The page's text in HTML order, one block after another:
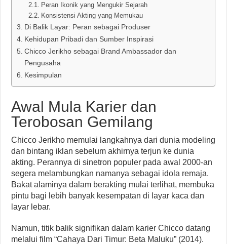
Peran Ikonik yang Mengukir Sejarah
Konsistensi Akting yang Memukau
Di Balik Layar: Peran sebagai Produser
Kehidupan Pribadi dan Sumber Inspirasi
Chicco Jerikho sebagai Brand Ambassador dan
Pengusaha
Kesimpulan
Awal Mula Karier dan
Terobosan Gemilang
Chicco Jerikho memulai langkahnya dari dunia modeling
dan bintang iklan sebelum akhirnya terjun ke dunia
akting. Perannya di sinetron populer pada awal 2000-an
segera melambungkan namanya sebagai idola remaja.
Bakat alaminya dalam berakting mulai terlihat, membuka
pintu bagi lebih banyak kesempatan di layar kaca dan
layar lebar.
Namun, titik balik signifikan dalam karier Chicco datang
melalui film “Cahaya Dari Timur: Beta Maluku” (2014).